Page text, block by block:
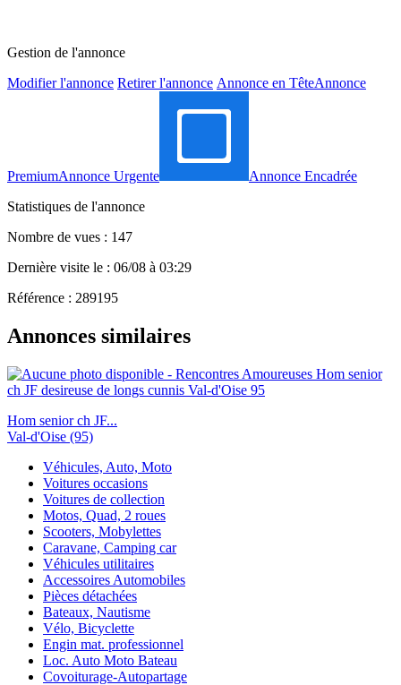
Gestion de l'annonce
Modifier l'annonce Retirer l'annonce Annonce en TêteAnnonce
PremiumAnnonce Urgente
Annonce Encadrée
Statistiques de l'annonce
Nombre de vues : 147
Dernière visite le : 06/08 à 03:29
Référence : 289195
Annonces similaires
Hom senior ch JF...
Val-d'Oise (95)
Véhicules, Auto, Moto
Voitures occasions
Voitures de collection
Motos, Quad, 2 roues
Scooters, Mobylettes
Caravane, Camping car
Véhicules utilitaires
Accessoires Automobiles
Pièces détachées
Bateaux, Nautisme
Vélo, Bicyclette
Engin mat. professionnel
Loc. Auto Moto Bateau
Covoiturage-Autopartage